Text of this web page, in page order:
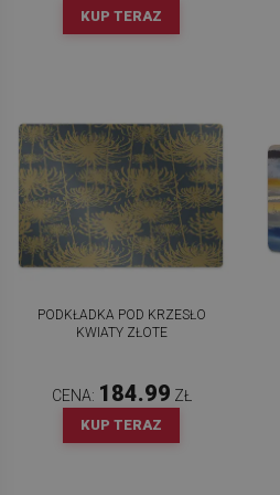
KUP TERAZ
PODKŁADKA POD KRZESŁO
KWIATY ZŁOTE
CENA: 184.99 ZŁ
KUP TERAZ